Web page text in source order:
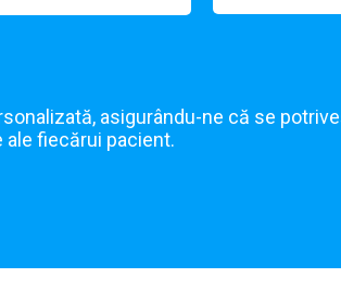
asigurându-ne că se
fiecărui pacient.